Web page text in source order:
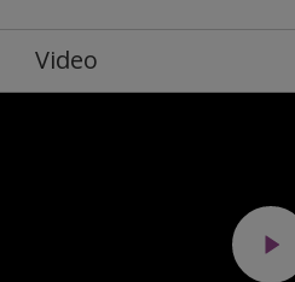
Video